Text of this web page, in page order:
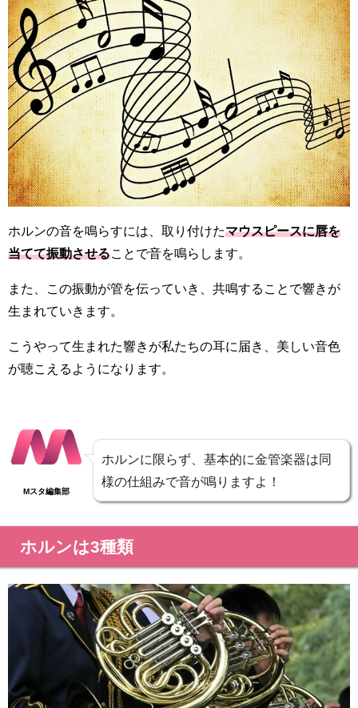
ホルンの音を鳴らすには、取り付けたマウスピースに唇を
当てて振動させる ことで音を鳴らします。
また、この振動が管を伝っていき、共鳴することで響きが
生まれていきます。
こうやって生まれた響きが私たちの耳に届き、美しい音色
が聴こえるようになります。
Mスタ編集部
ホルンに限らず、基本的に金管楽器は同
様の仕組みで音が鳴りますよ！
ホルンは3種類